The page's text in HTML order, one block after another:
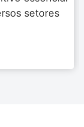
utilizado na